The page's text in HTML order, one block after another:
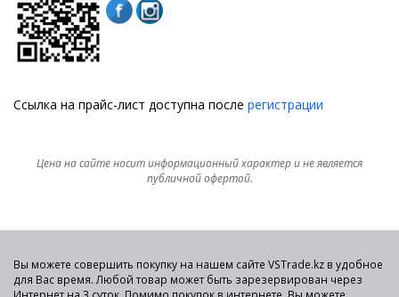
Ссылка на прайс-лист доступна после регистрации
Цена на сайте носит информационный характер и не является
публичной офертой.
Вы можете совершить покупку на нашем сайте VSTrade.kz в удобное
для Вас время. Любой товар может быть зарезервирован через